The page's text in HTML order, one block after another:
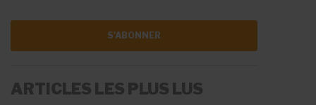
S'ABONNER
ARTICLES LES PLUS LUS